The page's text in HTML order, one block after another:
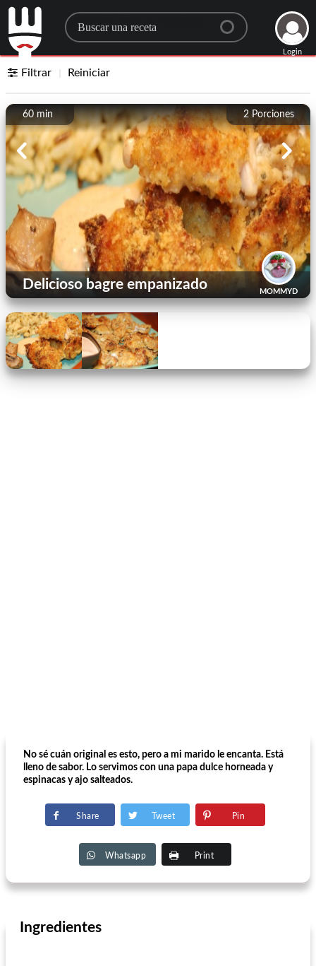
Search for a recipe
Login
Filtrar Reiniciar
2 Porciones
60 min
MOMMYD
Delicioso bagre empanizado
No sé cuán original es esto, pero a mi marido le encanta. Está
lleno de sabor. Lo servimos con una papa dulce horneada y
espinacas y ajo salteados.
Share Tweet Pin
Whatsapp Print
Ingredientes